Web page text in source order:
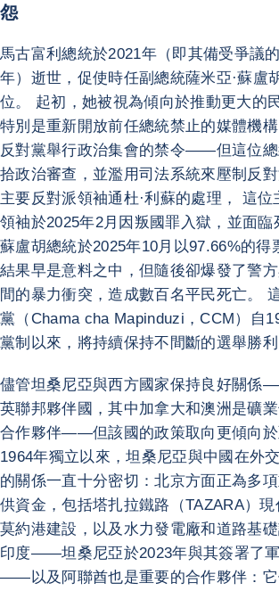
怨
馬古富利總統於2021年（即其備受爭議
年）逝世，促使時任副總統薩米亞·蘇盧
位。 起初，她被視為傾向於推動更大
特別是重新開放前任總統禁止的媒體機
反對黨舉行政治集會的禁令——但這位
拾政治審查，並濫用司法系統來壓制反
主要反對派領袖通杜·利蘇的處理， 這位
領袖於2025年2月因叛國罪入獄，並面臨
蘇盧胡總統於2025年10月以97.66%的得
結果早是意料之中，但隨後卻爆發了警
間的暴力衝突，造成數百名平民死亡。
黨（Chama cha Mapinduzi，CCM）自
黨制以來，將持續保持不間斷的選舉勝利
儘管坦桑尼亞與西方國家保持良好關係
英聯邦夥伴國，其中加拿大和澳洲是礦
合作夥伴——但該國的政策取向更傾向於
1964年獨立以來，坦桑尼亞與中國在外
的關係一直十分密切：北京方面正為多
供資金，包括塔扎拉鐵路（TAZARA）
莫約港建設，以及水力發電廠和道路基礎
印度——坦桑尼亞於2023年與其簽署了
——以及阿聯酋也是重要的合作夥伴：